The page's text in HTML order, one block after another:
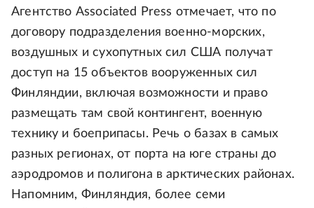
Агентство Associated Press отмечает, что по
договору подразделения военно-морских,
воздушных и сухопутных сил США получат
доступ на 15 объектов вооруженных сил
Финляндии, включая возможности и право
размещать там свой контингент, военную
технику и боеприпасы. Речь о базах в самых
разных регионах, от порта на юге страны до
аэродромов и полигона в арктических районах.
Напомним, Финляндия, более семи